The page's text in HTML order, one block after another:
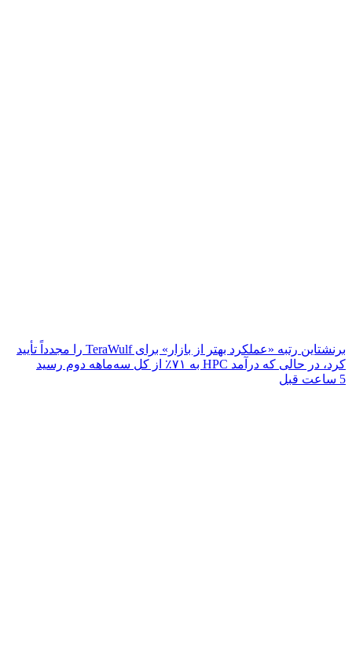
برنشتاین رتبه «عملکرد بهتر از بازار» برای TeraWulf را مجدداً تأیید
کرد، در حالی که درآمد HPC به ۷۱٪ از کل سه‌ماهه دوم رسید
5 ساعت قبل